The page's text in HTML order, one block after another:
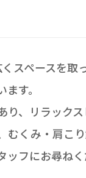
スペースを取
す。
、リラックス
むくみ・肩こ
フにお尋ねく